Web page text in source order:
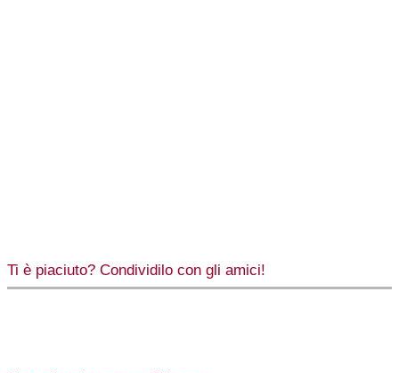
Ti è piaciuto? Condividilo con gli amici!